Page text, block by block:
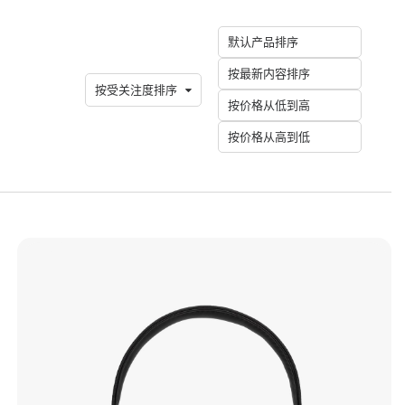
按受关注度排序
默认产品排序
按最新内容排序
按价格从低到高
按价格从高到低